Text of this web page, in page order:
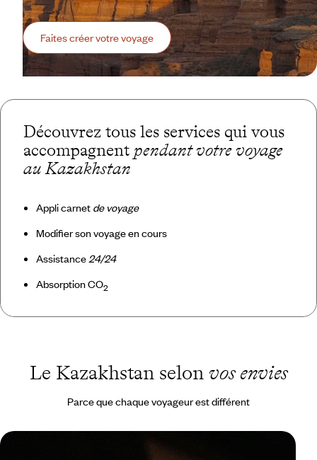
Faites créer votre voyage
Découvrez tous les services qui vous
accompagnent pendant votre voyage
au Kazakhstan
Appli carnet de voyage
Modifier son voyage en cours
Assistance24/24
Absorption CO2
Le Kazakhstan selon vos envies
Parce que chaque voyageur est différent